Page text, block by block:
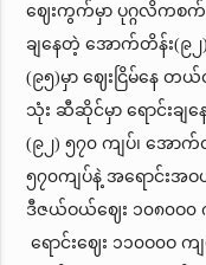
ဈေးကွက်မှာ ပုဂ္ဂလိကစက်
ချနေတဲ့ အောက်တိန်း(၉
(၉၅)မှာ ဈေးငြိမ်နေ
သုံး ဆီဆိုင်မှာ ရောင်းချ
(၉၂) ၅၇၀ ကျပ်၊ အော
၅၇၀ကျပ်နဲ့ အရောင်း
ဒီဇယ်ဝယ်ဈေး ၁၀၈၀ဝ၀
ရောင်းဈေး ၁၁၀ဝ၀ဝ